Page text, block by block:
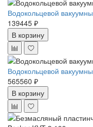
Водокольцевой
139445 ₽
В корзину
Водокольцевой
565560 ₽
В корзину